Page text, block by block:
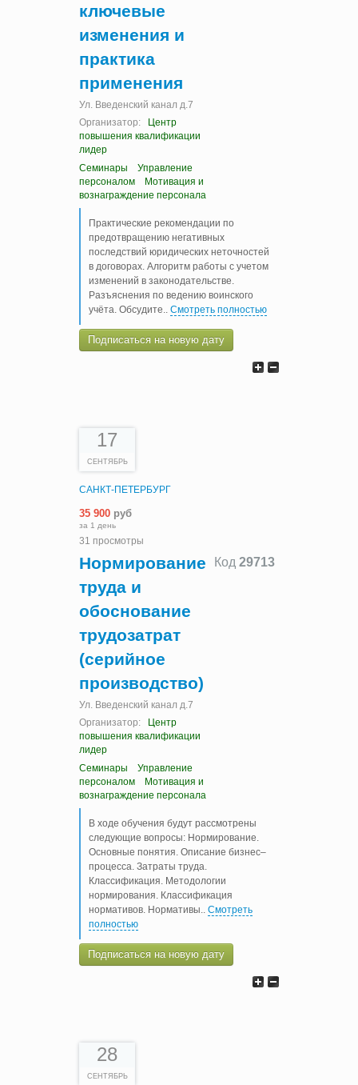
ключевые
изменения и
практика
применения
Ул. Введенский канал д.7
Организатор:
Центр
повышения квалификации
лидер
Семинары
Управление
персоналом
Мотивация и
вознаграждение персонала
Практические рекомендации по
предотвращению негативных
последствий юридических неточностей
в договорах. Алгоритм работы с учетом
изменений в законодательстве.
Разъяснения по ведению воинского
учёта. Обсудите.. Смотреть полностью
Подписаться на новую дату
17
СЕНТЯБРЬ
САНКТ-ПЕТЕРБУРГ
35 900 руб
за 1 день
31 просмотры
Код 29713
Нормирование
труда и
обоснование
трудозатрат
(серийное
производство)
Ул. Введенский канал д.7
Организатор:
Центр
повышения квалификации
лидер
Семинары
Управление
персоналом
Мотивация и
вознаграждение персонала
В ходе обучения будут рассмотрены
следующие вопросы: Нормирование.
Основные понятия. Описание бизнес–
процесса. Затраты труда.
Классификация. Методологии
нормирования. Классификация
нормативов. Нормативы
Смотреть
полностью
Подписаться на новую дату
28
СЕНТЯБРЬ